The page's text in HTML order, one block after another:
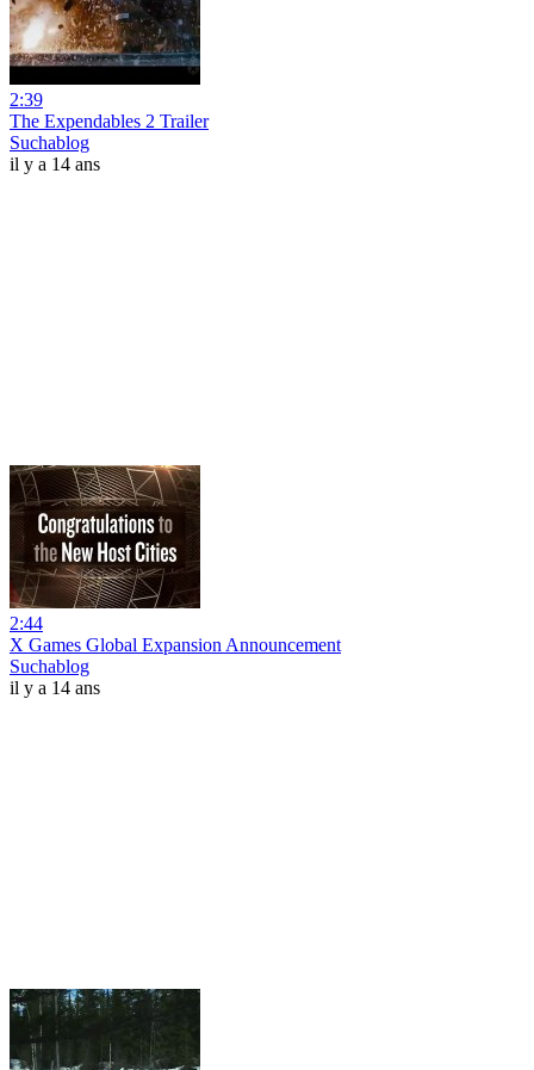
2:39
The Expendables 2 Trailer
Suchablog
il y a 14 ans
2:44
X Games Global Expansion Announcement
Suchablog
il y a 14 ans